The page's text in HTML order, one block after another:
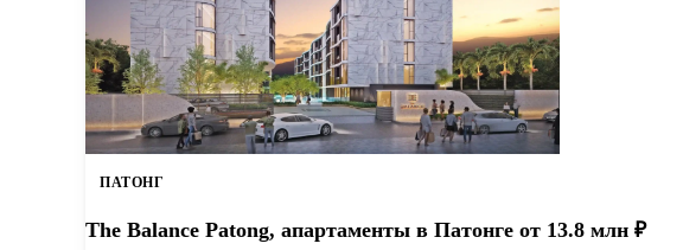
ПАТОНГ
The Balance Patong, апартаменты в Патонге от 13.8 млн ₽